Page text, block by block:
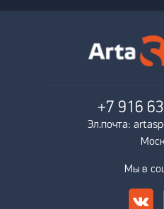
+7 916
Эл.почта:
Мы в